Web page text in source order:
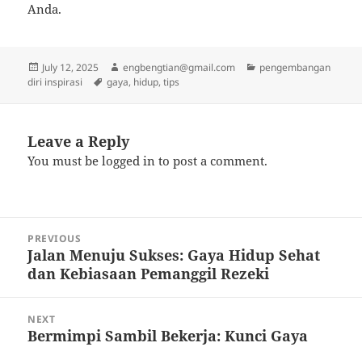
Anda.
Posted
on
July 12, 2025 Author
engbengtian@gmail.com Categories
pengembangan
diri inspirasi
Tags
gaya, hidup,tips
Leave a Reply
You must belogged in to post a comment.
navigation
PREVIOUS
Previous
post:
Jalan Menuju Sukses: Gaya Hidup Sehat
dan Kebiasaan Pemanggil Rezeki
NEXT
Next
Bermimpi Sambil Bekerja: Kunci Gaya